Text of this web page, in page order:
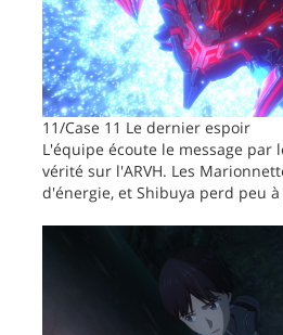
11/Case 11 Le dernier espoir
L'équipe écoute le message par
vérité sur l'ARVH. Les
d'énergie, et Shibuya perd peu